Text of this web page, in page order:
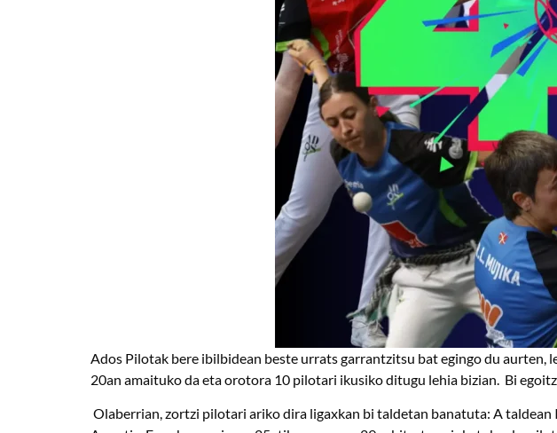
Ados Pilotak bere ibilbidean beste urrats garrantzitsu bat egingo du
20an amaituko da eta orotora 10 pilotari ikusiko ditugu lehia bizian. Bi
Olaberrian, zortzi pilotari ariko dira ligaxkan bi taldetan banatuta: A